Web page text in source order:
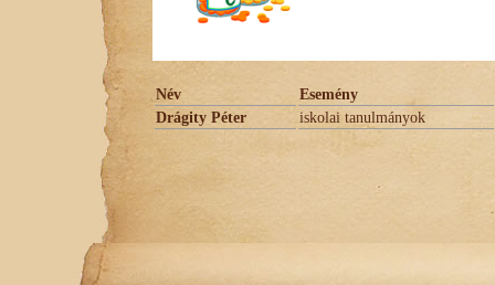
Név
Esemény
Drágity Péter
iskolai tanulmányok